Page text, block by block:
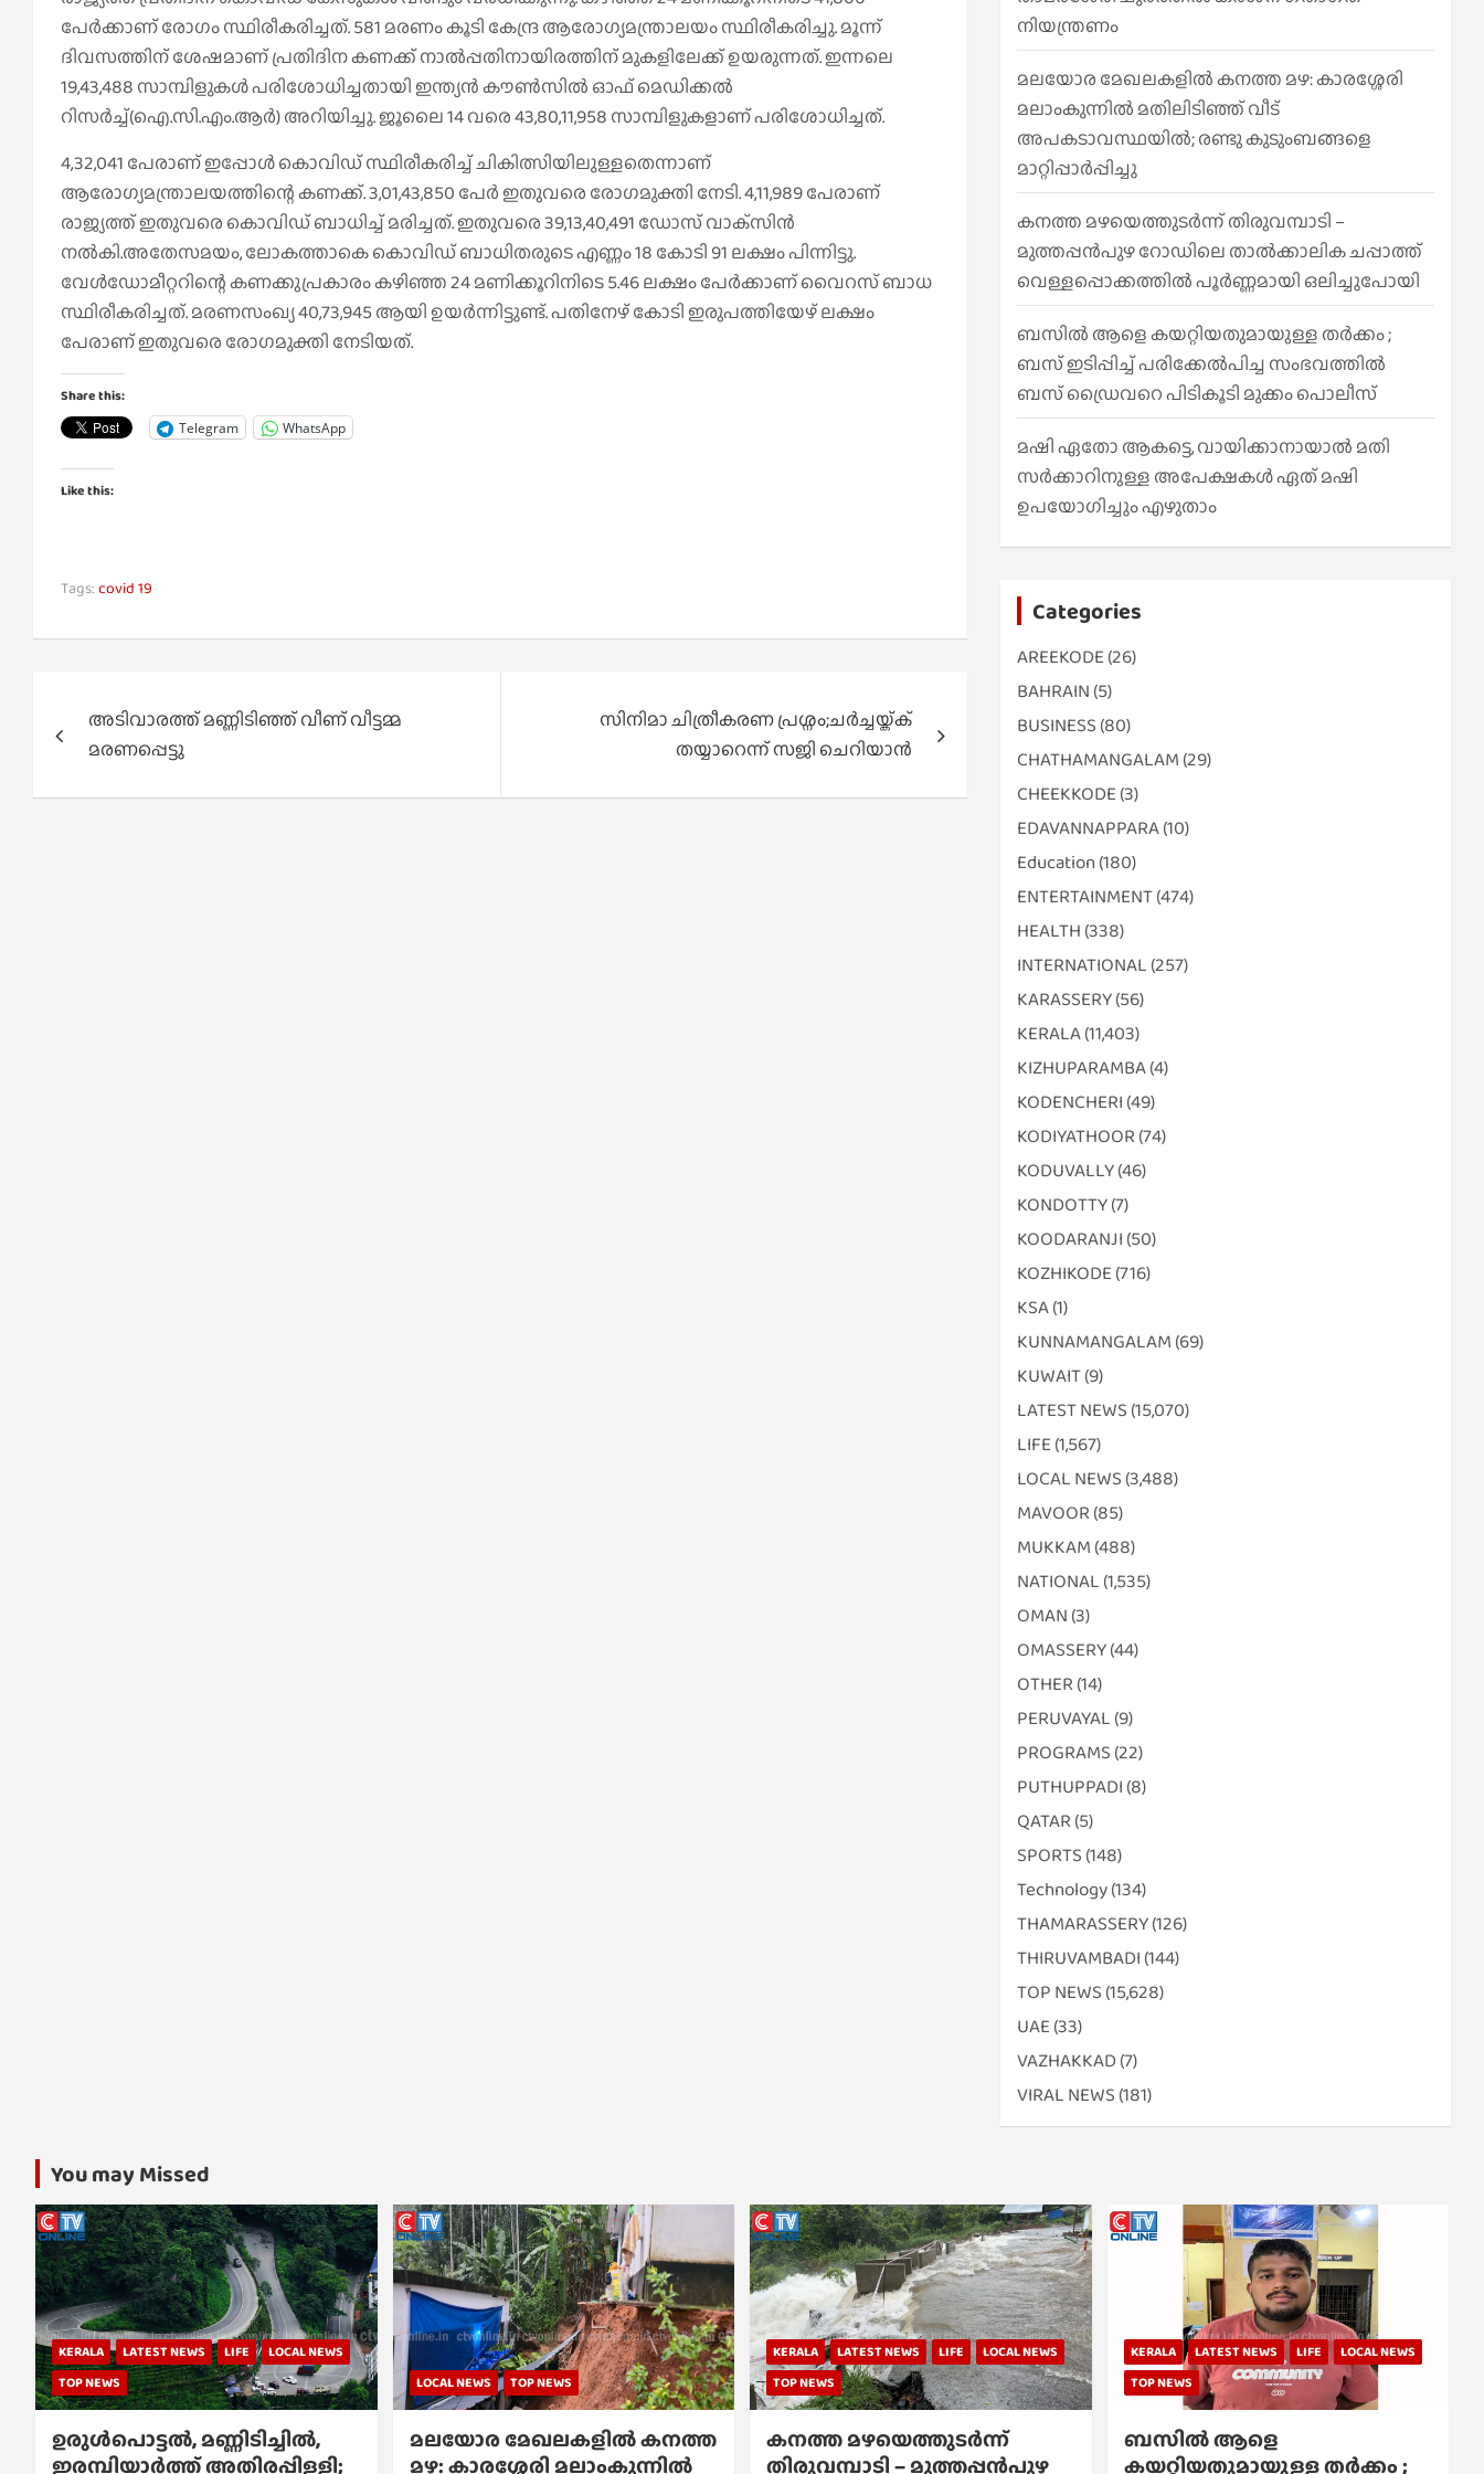
പേര്‍ക്കാണ് രോഗം സ്ഥിരീകരിച്ചത്. 581 മരണം കൂടി കേന്ദ്ര ആരോഗ്യമന്ത്രാലയം സ്ഥിരീകരിച്ചു. മൂന്ന്
ദിവസത്തിന് ശേഷമാണ് പ്രതിദിന കണക്ക് നാല്‍പ്പതിനായിരത്തിന് മുകളിലേക്ക് ഉയരുന്നത്. ഇന്നലെ
19,43,488 സാമ്പിളുകള്‍ പരിശോധിച്ചതായി ഇന്ത്യന്‍ കൗണ്‍സില്‍ ഓഫ് മെഡിക്കല്‍
റിസര്‍ച്ച്(ഐ.സി.എം.ആര്‍) അറിയിച്ചു. ജൂലൈ 14 വരെ 43,80,11,958 സാമ്പിളുകളാണ് പരിശോധിച്ചത്.
4,32,041 പേരാണ് ഇപ്പോള്‍ കൊവിഡ് സ്ഥിരീകരിച്ച് ചികിത്സിയിലുള്ളതെന്നാണ്
ആരോഗ്യമന്ത്രാലയത്തിന്റെ കണക്ക്. 3,01,43,850 പേര്‍ ഇതുവരെ രോഗമുക്തി നേടി. 4,11,989 പേരാണ്
രാജ്യത്ത് ഇതുവരെ കൊവിഡ് ബാധിച്ച് മരിച്ചത്. ഇതുവരെ 39,13,40,491 ഡോസ് വാക്‌സിന്‍
നല്‍കി.അതേസമയം, ലോകത്താകെ കൊവിഡ് ബാധിതരുടെ എണ്ണം 18 കോടി 91 ലക്ഷം പിന്നിട്ടു.
വേള്‍ഡോമീറ്ററിന്റെ കണക്കുപ്രകാരം കഴിഞ്ഞ 24 മണിക്കൂറിനിടെ 5.46 ലക്ഷം പേര്‍ക്കാണ് വൈറസ് ബാധ
സ്ഥിരീകരിച്ചത്. മരണസംഖ്യ 40,73,945 ആയി ഉയര്‍ന്നിട്ടുണ്ട്. പതിനേഴ് കോടി ഇരുപത്തിയേഴ് ലക്ഷം
പേരാണ് ഇതുവരെ രോഗമുക്തി നേടിയത്.
Share this:
Telegram WhatsApp
Like this:
Tags: covid 19
navigation
അടിവാരത്ത് മണ്ണിടിഞ്ഞ് വീണ് വീട്ടമ്മ
മരണപ്പെട്ടു
സിനിമാ ചിത്രീകരണ പ്രശ്നം;ചർച്ചയ്ക്ക്
തയ്യാറെന്ന് സജി ചെറിയാൻ
നിയന്ത്രണം
മലയോര മേഖലകളിൽ കനത്ത മഴ: കാരശ്ശേരി
മലാംകുന്നിൽ മതിലിടിഞ്ഞ് വീട്
അപകടാവസ്ഥയിൽ; രണ്ടു കുടുംബങ്ങളെ
മാറ്റിപ്പാർപ്പിച്ചു
കനത്ത മഴയെത്തുടർന്ന് തിരുവമ്പാടി –
മുത്തപ്പൻപുഴ റോഡിലെ താൽക്കാലിക ചപ്പാത്ത്
വെള്ളപ്പൊക്കത്തിൽ പൂർണ്ണമായി ഒലിച്ചുപോയി
ബസിൽ ആളെ കയറ്റിയതുമായുള്ള തർക്കം ;
ബസ് ഇടിപ്പിച്ച് പരിക്കേൽപിച്ച സംഭവത്തിൽ
ബസ് ഡ്രൈവറെ പിടികൂടി മുക്കം പൊലീസ്
മഷി ഏതോ ആകട്ടെ, വായിക്കാനായാൽ മതി​
സർക്കാറിനുള്ള അപേക്ഷകൾ ഏത് മഷി
ഉപയോഗിച്ചും എഴുതാം
Categories
AREEKODE (26)
BAHRAIN (5)
BUSINESS (80)
CHATHAMANGALAM (29)
CHEEKKODE (3)
EDAVANNAPPARA(10)
Education (180)
ENTERTAINMENT(474)
HEALTH (338)
INTERNATIONAL (257)
KARASSERY(56)
KERALA(11,403)
KIZHUPARAMBA(4)
KODENCHERI (49)
KODIYATHOOR (74)
KODUVALLY(46)
KONDOTTY(7)
KOODARANJI (50)
KOZHIKODE (716)
KSA(1)
KUNNAMANGALAM (69)
KUWAIT(9)
LATEST NEWS (15,070)
LIFE (1,567)
LOCAL NEWS (3,488)
MAVOOR (85)
MUKKAM (488)
NATIONAL (1,535)
OMAN (3)
OMASSERY(44)
OTHER (14)
PERUVAYAL (9)
PROGRAMS (22)
PUTHUPPADI (8)
QATAR (5)
SPORTS (148)
Technology(134)
THAMARASSERY(126)
THIRUVAMBADI (144)
TOP NEWS (15,628)
UAE (33)
VAZHAKKAD(7)
VIRAL NEWS (181)
You may Missed
KERALA LATEST NEWS LIFE
LOCAL NEWS
TOP NEWS
ഉരുൾപൊട്ടൽ, മണ്ണിടിച്ചിൽ,
ഇരമ്പിയാര്‍ത്ത് അതിരപ്പിള്ളി;
LOCAL NEWS TOP NEWS
മലയോര മേഖലകളിൽ കനത്ത
മഴ: കാരശ്ശേരി മലാംകുന്നിൽ
KERALA LATEST NEWS LIFE
LOCAL NEWS
TOP NEWS
കനത്ത മഴയെത്തുടർന്ന്
തിരുവമ്പാടി – മുത്തപ്പൻപുഴ
KERALA LATEST NEWS LIFE
LOCAL NEWS
TOP NEWS
ബസിൽ ആളെ
കയറ്റിയതുമായുള്ള തർക്കം ;